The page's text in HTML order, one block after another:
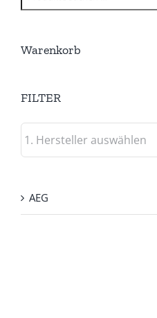
Warenkorb
FILTER
AEG